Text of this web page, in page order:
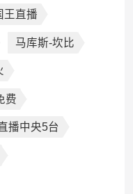
王直播
马库斯-坎比
费
播中央5台